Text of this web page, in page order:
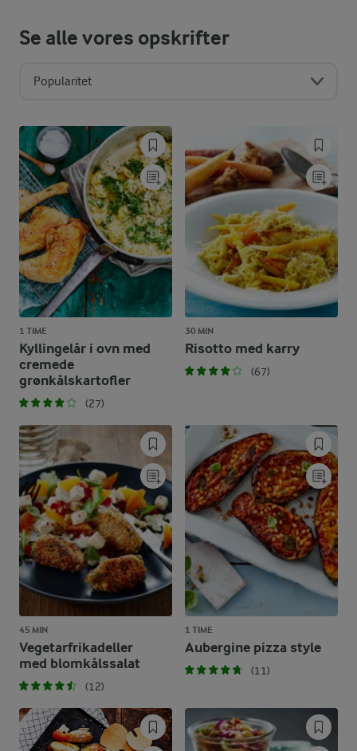
Se alle vores opskrifter
Popularitet
1 TIME
Kyllingelår i ovn med
cremede
grønkålskartofler
(27)
30 MIN
Risotto med karry
(67)
45 MIN
Vegetarfrikadeller
med blomkålssalat
(12)
1 TIME
Aubergine pizza style
(11)